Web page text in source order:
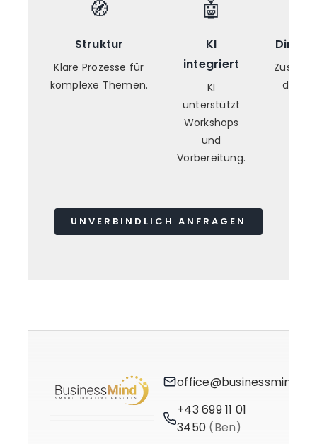
🧭
Struktur
Klare Prozesse für
komplexe Themen.
🤖
KI
integriert
KI
unterstützt
Workshops
und
Vorbereitung.
direkt
UNVERBINDLICH ANFRAGEN
office@businessmind.at
+43 699 11 01
3450 (Ben)